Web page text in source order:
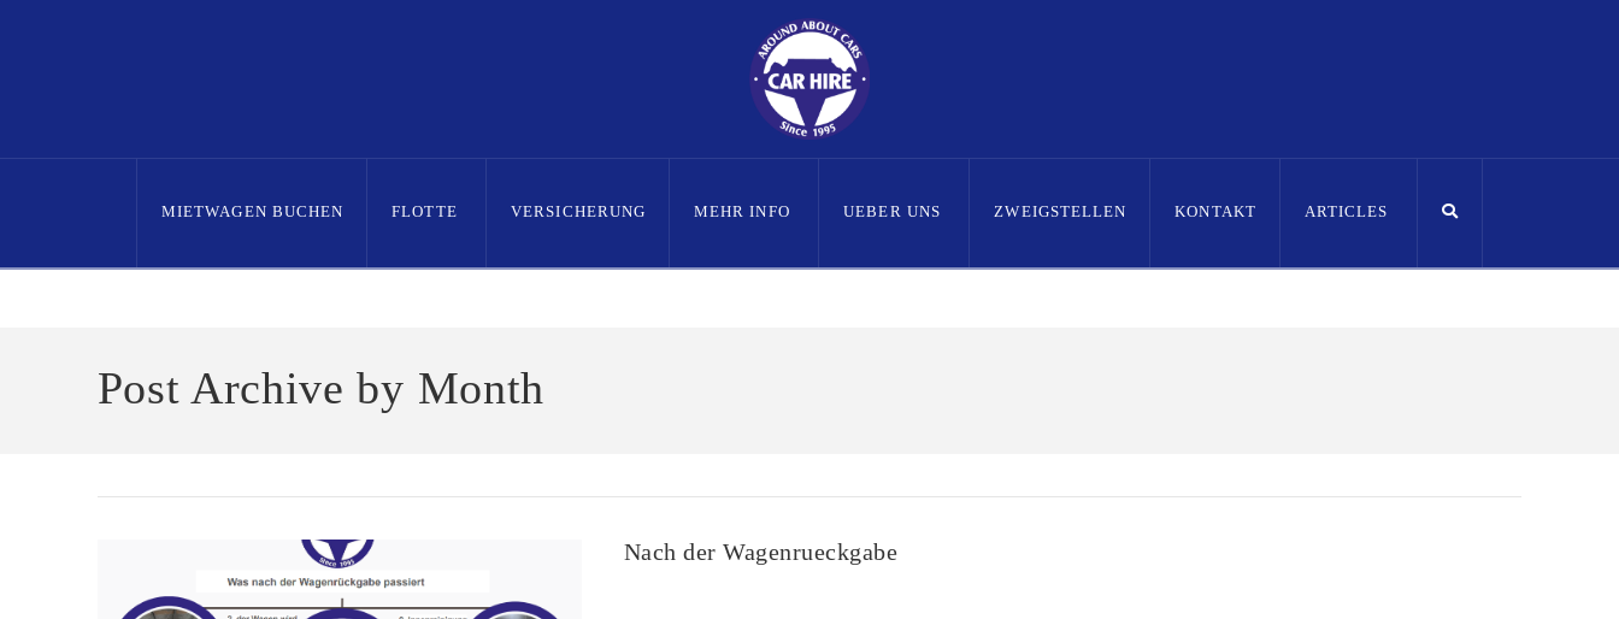
MIETWAGEN BUCHEN FLOTTE VERSICHERUNG MEHR INFO UEBER UNS ZWEIGSTELLEN KONTAKT ARTICLES
Post Archive by Month
Nach der Wagenrueckgabe